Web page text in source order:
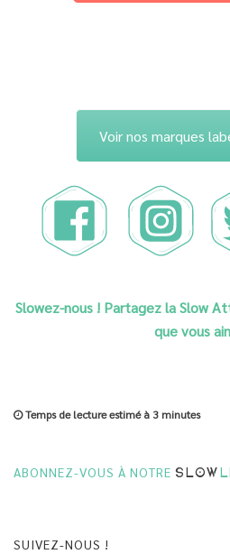
Voir nos marques
Slowez-nous ! Partagez la Slow
que vous
Temps de lecture estimé à 3 minutes
ABONNEZ-VOUS À NOTRE SLOW
SUIVEZ-NOUS !